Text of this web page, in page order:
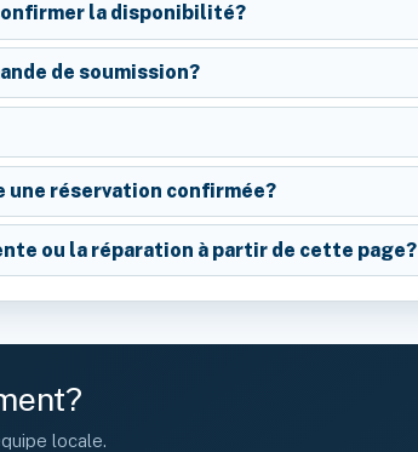
la disponibilité?
de soumission?
une réservation confirmée?
ou la réparation à partir de cette page?
locale.